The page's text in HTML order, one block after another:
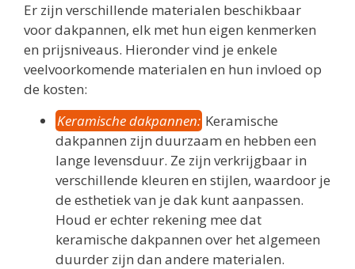
Er zijn verschillende materialen beschikbaar
voor dakpannen, elk met hun eigen kenmerken
en prijsniveaus. Hieronder vind je enkele
veelvoorkomende materialen en hun invloed op
de kosten:
Keramische dakpannen: Keramische
dakpannen zijn duurzaam en hebben een
lange levensduur. Ze zijn verkrijgbaar in
verschillende kleuren en stijlen, waardoor je
de esthetiek van je dak kunt aanpassen.
Houd er echter rekening mee dat
keramische dakpannen over het algemeen
duurder zijn dan andere materialen.